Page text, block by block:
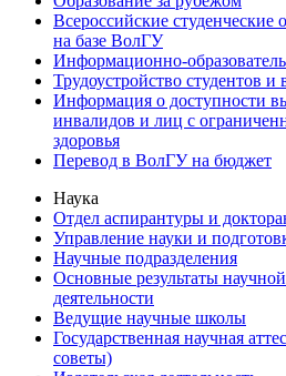
Всероссийские
на базе ВолГУ
Информационно-
Трудоустройство студентов и
Информация о доступности
инвалидов и лиц с
здоровья
Перевод в ВолГУ на бюджет
Наука
Отдел аспирантуры и
Управление науки и
Научные подразделения
Основные результаты
деятельности
Ведущие научные школы
Государственная научная
советы)